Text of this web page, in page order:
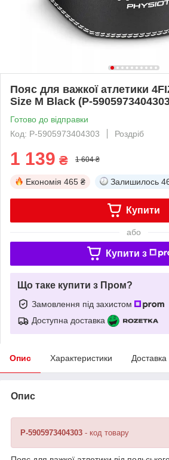
Пояс для важкої атлетики
Size M Black (P-
Готово до відправки
Код: P-5905973404303
Роздріб
1 139 ₴ 1 604 ₴
Економія 465 ₴ Залишилось
Купити
або
Купити з
Що таке купити з Пром?
Замовлення під захистом
Доступна доставка
Опис Характеристики Доставка
Опис
P-5905973404303 - код товару